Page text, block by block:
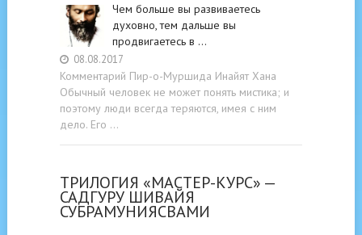
Чем больше вы развиваетесь
духовно, тем дальше вы
продвигаетесь в …
08.08.2017
Комментарий Пир-о-Муршида Инайят Хана
Обычный человек не может понять мистика; и
поэтому люди всегда теряются, имея с ним
дело. Его …
ТРИЛОГИЯ «МАСТЕР-КУРС» —
САДГУРУ ШИВАЙЯ
СУБРАМУНИЯСВАМИ